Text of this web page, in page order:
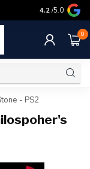
Samsung
4.2 /5.0
0
- PS2